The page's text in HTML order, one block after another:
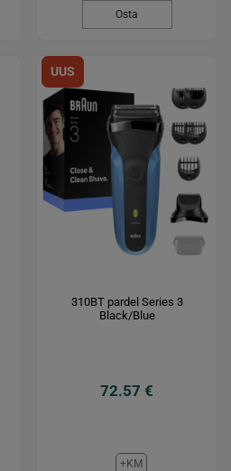
Osta
UUS
310BT pardel Series 3
Black/Blue
72.57 €
+KM